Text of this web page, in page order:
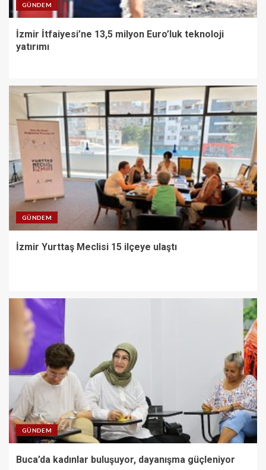
GÜNDEM
İzmir İtfaiyesi’ne 13,5 milyon Euro’luk teknoloji
yatırımı
GÜNDEM
İzmir Yurttaş Meclisi 15 ilçeye ulaştı
GÜNDEM
Buca’da kadınlar buluşuyor, dayanışma güçleniyor